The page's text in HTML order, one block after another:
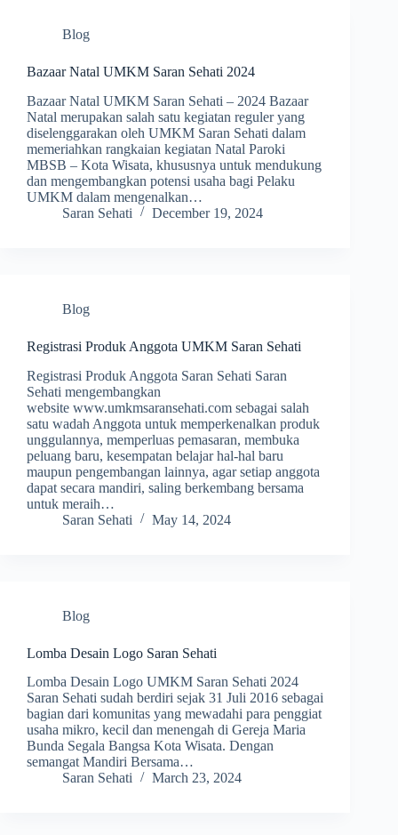
Blog
Bazaar Natal UMKM Saran Sehati 2024
Bazaar Natal UMKM Saran Sehati – 2024 Bazaar
Natal merupakan salah satu kegiatan reguler yang
diselenggarakan oleh UMKM Saran Sehati dalam
memeriahkan rangkaian kegiatan Natal Paroki
MBSB – Kota Wisata, khususnya untuk mendukung
dan mengembangkan potensi usaha bagi Pelaku
UMKM dalam mengenalkan…
Saran Sehati
December 19, 2024
Blog
Registrasi Produk Anggota UMKM Saran Sehati
Registrasi Produk Anggota Saran Sehati Saran
Sehati mengembangkan
website www.umkmsaransehati.com sebagai salah
satu wadah Anggota untuk memperkenalkan produk
unggulannya, memperluas pemasaran, membuka
peluang baru, kesempatan belajar hal-hal baru
maupun pengembangan lainnya, agar setiap anggota
dapat secara mandiri, saling berkembang bersama
untuk meraih…
Saran Sehati
May 14, 2024
Blog
Lomba Desain Logo Saran Sehati
Lomba Desain Logo UMKM Saran Sehati 2024
Saran Sehati sudah berdiri sejak 31 Juli 2016 sebagai
bagian dari komunitas yang mewadahi para penggiat
usaha mikro, kecil dan menengah di Gereja Maria
Bunda Segala Bangsa Kota Wisata. Dengan
semangat Mandiri Bersama…
Saran Sehati
March 23, 2024